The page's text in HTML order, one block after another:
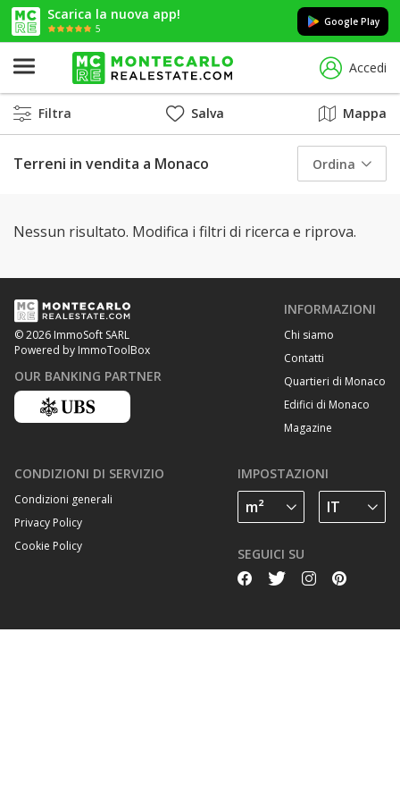
Scarica la nuova app!
5
Google Play
Accedi
Filtra Salva Mappa
Terreni in vendita a Monaco Ordina
Nessun risultato. Modifica i filtri di ricerca e riprova.
© 2026 ImmoSoft SARL
Powered by ImmoToolBox
OUR BANKING PARTNER
INFORMAZIONI
Chi siamo
Contatti
Quartieri di Monaco
Edifici di Monaco
Magazine
CONDIZIONI DI SERVIZIO
Condizioni generali
Privacy Policy
Cookie Policy
IMPOSTAZIONI
SEGUICI SU